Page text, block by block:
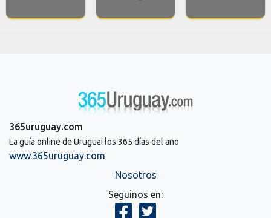
365uruguay.com
La guía online de Uruguai los 365 días del año
www.365uruguay.com
Nosotros
Seguinos en: